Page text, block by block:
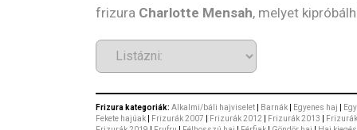
frizura Charlotte Mensah, melyet
Frizura kategoriák: Alkalmi/báli hajviselet Barnák Egyenes haj
Fekete hajúak
Frizurák 2007 Frizurák 2012 Frizurák 2013